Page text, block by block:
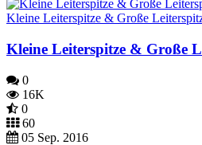
Kleine Leiterspitze & Große
Kleine Leiterspitze & Große
0
16K
0
60
05 Sep. 2016